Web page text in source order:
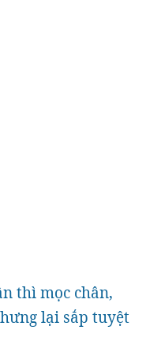
thì mọc chân,
lại sắp tuyệt